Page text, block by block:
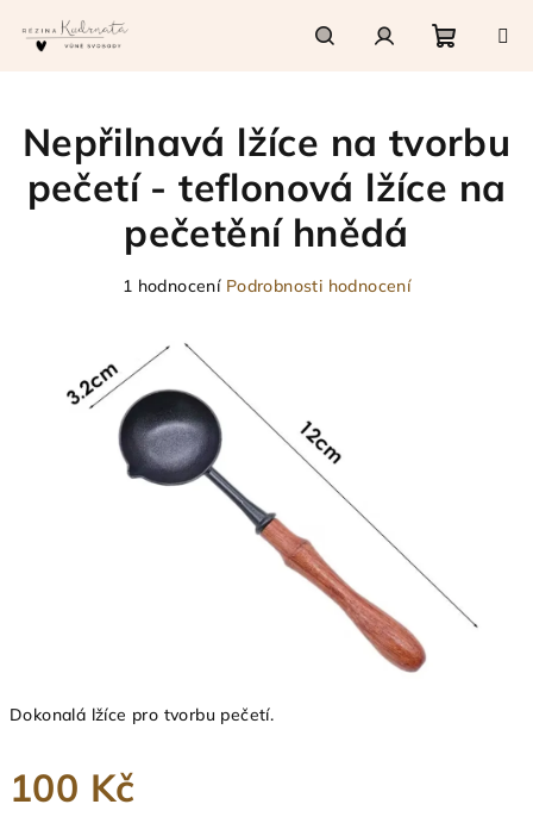
obsah
košík
Dokonalá lžíce pro tvorbu pečetí.
100 Kč
Nepřilnavá lžíce na tvorbu
pečetí - teflonová lžíce na
pečetění hnědá
Průměrné
5,0
z
5
hvězdiček.
1 hodnocení Podrobnosti hodnocení